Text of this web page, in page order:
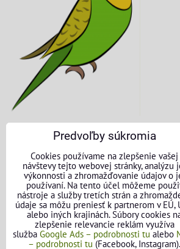
KONTAKTNÉ ÚDAJE
O nás
Kontakt
Požičovňa náradia
Názory našich zákazníkov
Predvoľby súkromia
Cookies používame na zlepšenie vašej
návštevy tejto webovej stránky, analýzu
výkonnosti a zhromažďovanie údajov o
používaní. Na tento účel môžeme
nástroje a služby tretích strán a
údaje sa môžu preniesť k partnerom v EÚ,
alebo iných krajinách. Súbory cookies
zlepšenie relevancie reklám využíva
služba Google Ads – podrobnosti tu alebo
– podrobnosti tu (Facebook, Instagram).